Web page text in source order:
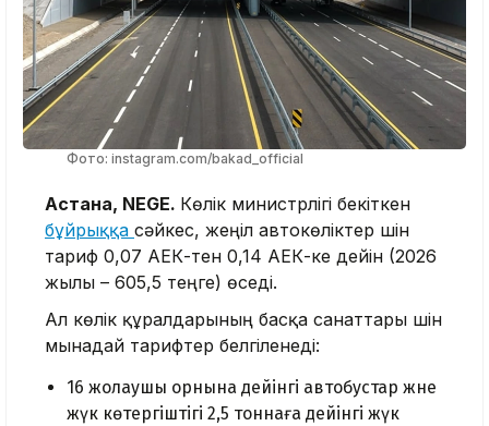
Фото: instagram.com/bakad_official
Астана, NEGE. Көлік министрлігі бекіткен
бұйрыққа сәйкес, жеңіл автокөліктер үшін
тариф 0,07 АЕК-тен 0,14 АЕК-ке дейін (2026
жылы – 605,5 теңге) өседі.
Ал көлік құралдарының басқа санаттары үшін
мынадай тарифтер белгіленеді:
16 жолаушы орнына дейінгі автобустар және
жүк көтергіштігі 2,5 тоннаға дейінгі жүк